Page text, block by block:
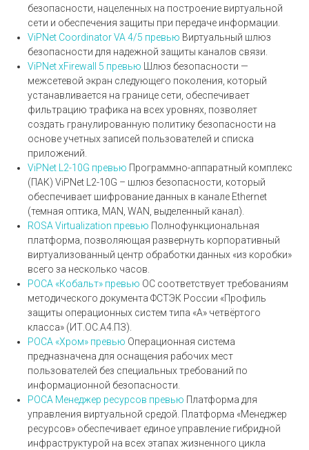
безопасности, нацеленных на построение виртуальной
сети и обеспечения защиты при передаче информации.
ViPNet Coordinator VA 4/5 превью Виртуальный шлюз
безопасности для надежной защиты каналов связи.
ViPNet xFirewall 5 превью Шлюз безопасности —
межсетевой экран следующего поколения, который
устанавливается на границе сети, обеспечивает
фильтрацию трафика на всех уровнях, позволяет
создать гранулированную политику безопасности на
основе учетных записей пользователей и списка
приложений.
ViPNet L2-10G превью Программно-аппаратный комплекс
(ПАК) ViPNet L2-10G – шлюз безопасности, который
обеспечивает шифрование данных в канале Ethernet
(темная оптика, MAN, WAN, выделенный канал).
ROSA Virtualization превью Полнофункциональная
платформа, позволяющая развернуть корпоративный
виртуализованный центр обработки данных «из коробки»
всего за несколько часов.
РОСА «Кобальт» превью ОС соответствует требованиям
методического документа ФСТЭК России «Профиль
защиты операционных систем типа «А» четвёртого
класса» (ИТ.ОС.А4.ПЗ).
РОСА «Хром» превью Операционная система
предназначена для оснащения рабочих мест
пользователей без специальных требований по
информационной безопасности.
РОСА Менеджер ресурсов превью Платформа для
управления виртуальной средой. Платформа «Менеджер
ресурсов» обеспечивает единое управление гибридной
инфраструктурой на всех этапах жизненного цикла